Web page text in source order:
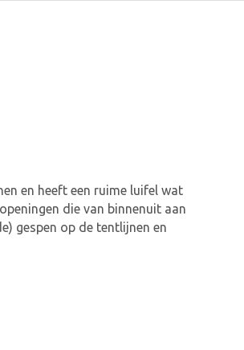
en heeft een ruime luifel wat
die van binnenuit aan
gespen op de tentlijnen en